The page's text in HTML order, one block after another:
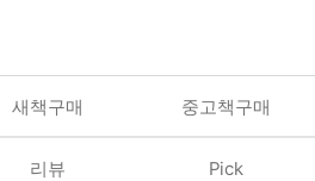
새책구매 중고책구매
리뷰 Pick